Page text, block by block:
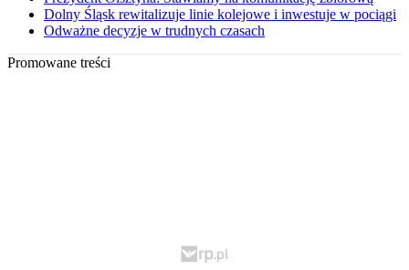
Dolny Śląsk rewitalizuje linie kolejowe i inwestuje w pociągi
Odważne decyzje w trudnych czasach
Promowane treści